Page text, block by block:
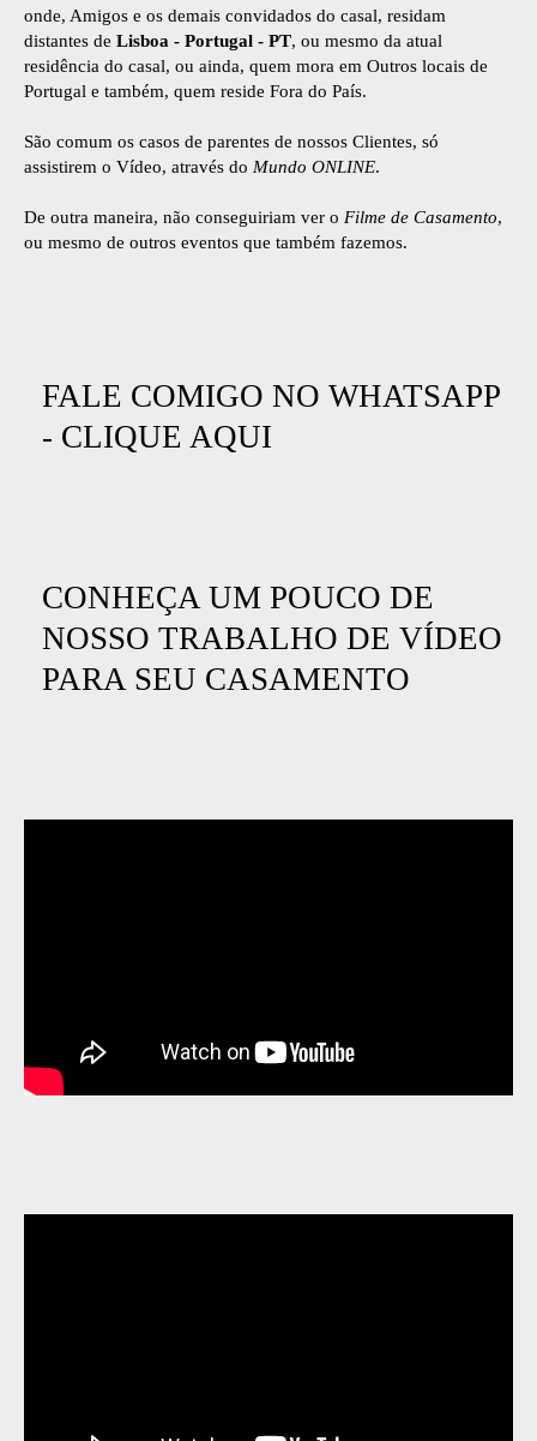
onde, Amigos e os demais convidados do casal, residam
distantes de Lisboa - Portugal - PT, ou mesmo da atual
residência do casal, ou ainda, quem mora em Outros locais de
Portugal e também, quem reside Fora do País.
São comum os casos de parentes de nossos Clientes, só
assistirem o Vídeo, através do Mundo ONLINE.
De outra maneira, não conseguiriam ver o Filme de Casamento,
ou mesmo de outros eventos que também fazemos.
FALE COMIGO NO WHATSAPP
- CLIQUE AQUI
CONHEÇA UM POUCO DE
NOSSO TRABALHO DE VÍDEO
PARA SEU CASAMENTO